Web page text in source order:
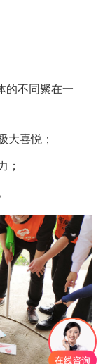
的不同聚在一
大喜悦；
；